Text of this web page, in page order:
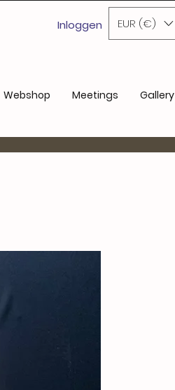
Inloggen EUR (€)
Webshop Meetings Gallery